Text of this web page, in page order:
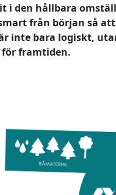
i den hållbara
från början så
inte bara logiskt,
framtiden.